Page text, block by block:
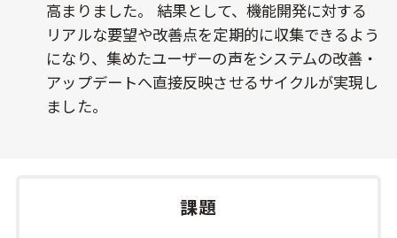
高まりました。 結果として、機能開発に対する
リアルな要望や改善点を定期的に収集できるよう
になり、集めたユーザーの声をシステムの改善・
アップデートへ直接反映させるサイクルが実現し
ました。
課題